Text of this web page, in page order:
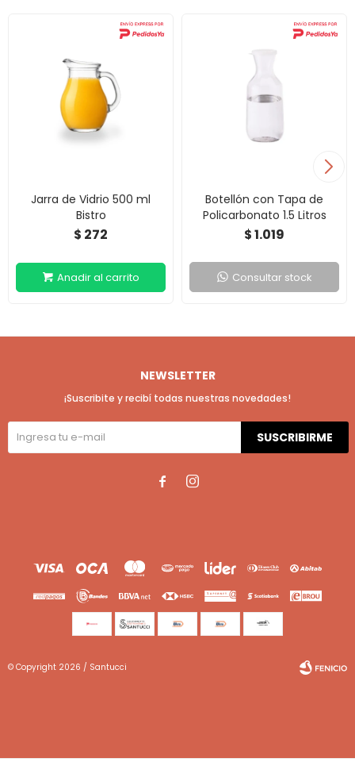
Jarra de Vidrio 500 ml
Bistro
$ 272
Botellón con Tapa de
Policarbonato 1.5 Litros
$1.019
Consultar stock
NEWSLETTER
¡Suscribite y recibí todas nuestras novedades!
SUSCRIBIRME
 
© Copyright 2026 / Santucci